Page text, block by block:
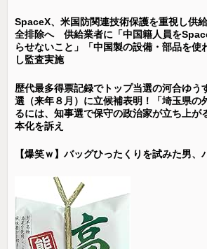
SpaceX、米国防関連技術保護を重視し供
全排除へ 供給業者に「中国籍人員を
らせないこと」「中国製の設備・部品を使
し監査実施
歴代最多得票記録でトップ当選の河合ゆう
選（来年８月）に立候補表明！「埼玉県の
るには、知事選で保守の政治家が立ち上が
本化を訴え
【爆笑ｗ】バッグひったくりを試みた男、